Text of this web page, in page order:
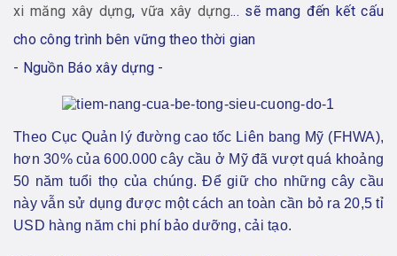
xi măng xây dựng, vữa xây dựng... sẽ mang đến kết cấu
cho công trình bên vững theo thời gian
- Nguồn Báo xây dựng -
Theo Cục Quản lý đường cao tốc Liên bang Mỹ (FHWA),
hơn 30% của 600.000 cây cầu ở Mỹ đã vượt quá khoảng
50 năm tuổi thọ của chúng. Để giữ cho những cây cầu
này vẫn sử dụng được một cách an toàn cần bỏ ra 20,5 tỉ
USD hàng năm chi phí bảo dưỡng, cải tạo.